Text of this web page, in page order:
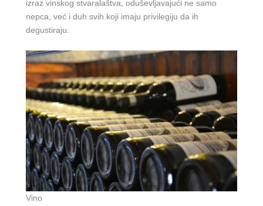
izraz vinskog stvaralaštva, oduševljavajući ne samo
nepca, već i duh svih koji imaju privilegiju da ih
degustiraju.
Vino